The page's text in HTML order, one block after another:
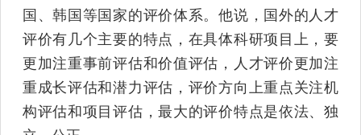
国、韩国等国家的评价体系。他说，国外的人才
评价有几个主要的特点，在具体科研项目上，要
更加注重事前评估和价值评估，人才评价更加注
重成长评估和潜力评估，评价方向上重点关注机
构评估和项目评估，最大的评价特点是依法、独